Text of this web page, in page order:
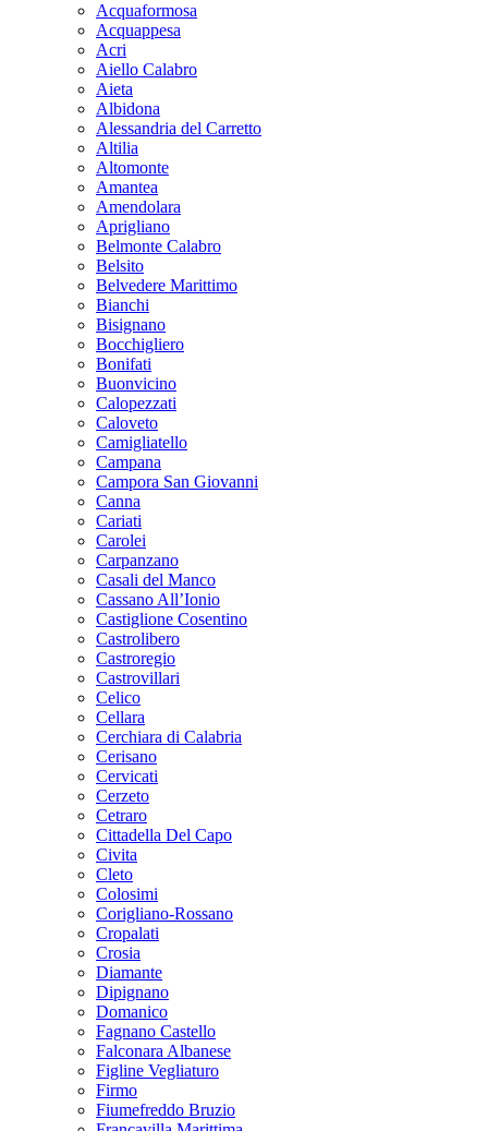
Acquaformosa
Acquappesa
Acri
Aiello Calabro
Aieta
Albidona
Alessandria del Carretto
Altilia
Altomonte
Amantea
Amendolara
Aprigliano
Belmonte Calabro
Belsito
Belvedere Marittimo
Bianchi
Bisignano
Bocchigliero
Bonifati
Buonvicino
Calopezzati
Caloveto
Camigliatello
Campana
Campora San Giovanni
Canna
Cariati
Carolei
Carpanzano
Casali del Manco
Cassano All’Ionio
Castiglione Cosentino
Castrolibero
Castroregio
Castrovillari
Celico
Cellara
Cerchiara di Calabria
Cerisano
Cervicati
Cerzeto
Cetraro
Cittadella Del Capo
Civita
Cleto
Colosimi
Corigliano-Rossano
Cropalati
Crosia
Diamante
Dipignano
Domanico
Fagnano Castello
Falconara Albanese
Figline Vegliaturo
Firmo
Fiumefreddo Bruzio